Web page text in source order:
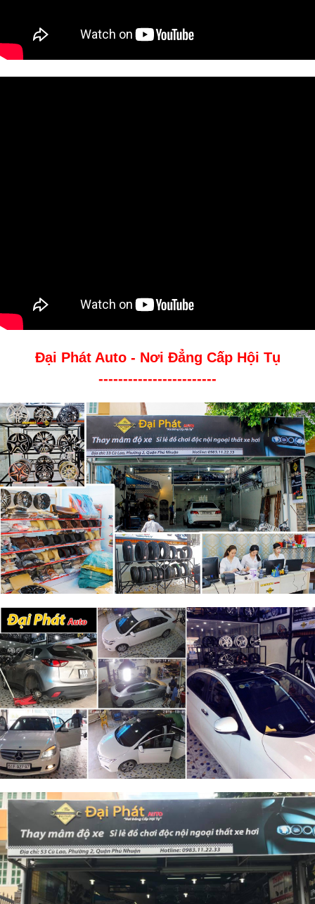
Đại Phát Auto - Nơi Đẳng Cấp Hội Tụ
------------------------